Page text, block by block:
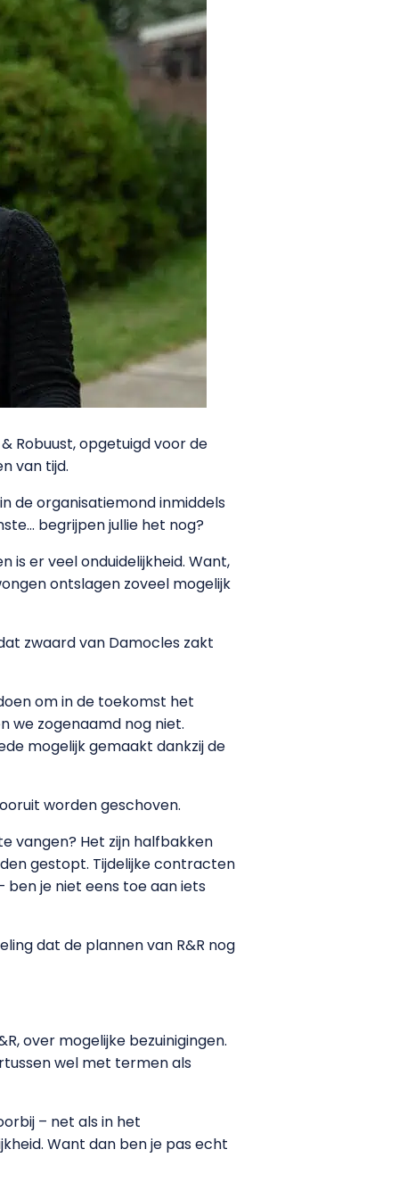
Robuust, opgetuigd voor de
van tijd.
de organisatiemond inmiddels
begrijpen jullie het nog?
is er veel onduidelijkheid. Want,
ontslagen zoveel mogelijk
zwaard van Damocles zakt
om in de toekomst het
we zogenaamd nog niet.
mogelijk gemaakt dankzij de
worden geschoven.
vangen? Het zijn halfbakken
gestopt. Tijdelijke contracten
je niet eens toe aan iets
dat de plannen van R&R nog
over mogelijke bezuinigingen.
wel met termen als
– net als in het
Want dan ben je pas echt